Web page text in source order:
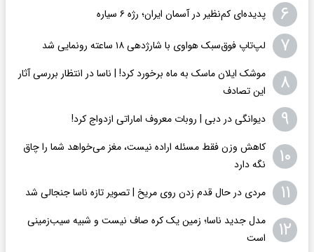
۶ پدیده‌ای کم‌نظیر در آسمان ایران؛ رژه ۶ سیاره
۷ لپ‌تاپ فوق‌سبک هواوی با شارژدهی ۱۸ ساعته رونمایی شد
۸
موشک ایلان ماسک به ماه برخورد کرد! | ناسا در انتظار بررسی آثار
این تصادف
۹ دیوانگی در دبی | روبات معروف اماراتی ازدواج کرد!
۱۰
کاهش وزن فقط مسئله اراده نیست، مغز می‌خواهد شما را چاق
نگه دارد
۱۱ مردی در حال قدم زدن روی مریخ | تصویر تازه ناسا جنجالی شد
۱۲
مدل جدید ناسا؛ زمین یک کره‌ صاف نیست و شبیه سیب‌زمینی
است